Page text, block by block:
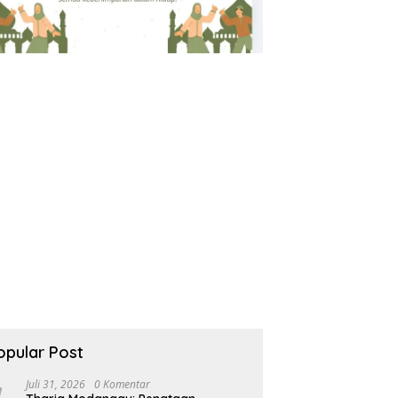
Post
Juli 31, 2026 0 Komentar